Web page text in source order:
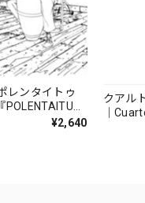
レンタイトゥ
¥2,640
クアル
｜